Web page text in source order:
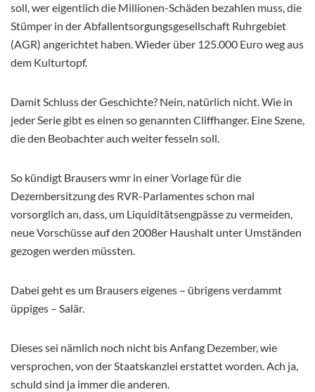
soll, wer eigentlich die Millionen-Schäden bezahlen muss, die
Stümper in der Abfallentsorgungsgesellschaft Ruhrgebiet
(AGR) angerichtet haben. Wieder über 125.000 Euro weg aus
dem Kulturtopf.
Damit Schluss der Geschichte? Nein, natürlich nicht. Wie in
jeder Serie gibt es einen so genannten Cliffhanger. Eine Szene,
die den Beobachter auch weiter fesseln soll.
So kündigt Brausers wmr in einer Vorlage für die
Dezembersitzung des RVR-Parlamentes schon mal
vorsorglich an, dass, um Liquiditätsengpässe zu vermeiden,
neue Vorschüsse auf den 2008er Haushalt unter Umständen
gezogen werden müssten.
Dabei geht es um Brausers eigenes – übrigens verdammt
üppiges – Salär.
Dieses sei nämlich noch nicht bis Anfang Dezember, wie
versprochen, von der Staatskanzlei erstattet worden. Ach ja,
schuld sind ja immer die anderen.